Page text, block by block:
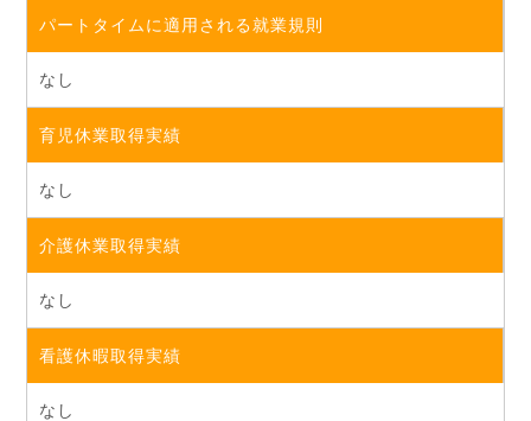
パートタイムに適用される就業規則
なし
育児休業取得実績
なし
介護休業取得実績
なし
看護休暇取得実績
なし